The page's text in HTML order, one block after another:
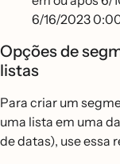
6/16/2023
Opções de
listas
Para criar um
uma lista em uma
de datas), use essa